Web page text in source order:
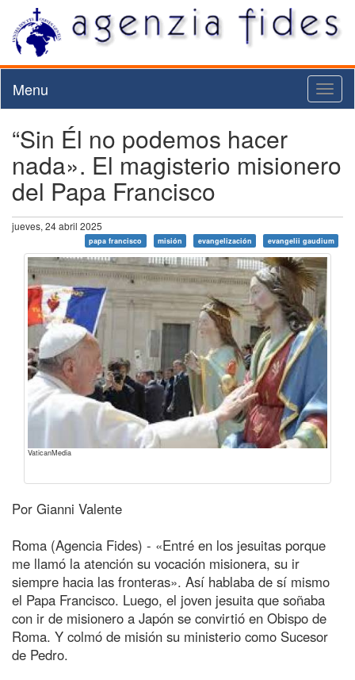
Menu
“Sin Él no podemos hacer
nada». El magisterio misionero
del Papa Francisco
jueves, 24 abril 2025
papa francisco misión evangelización evangelii gaudium
VaticanMedia
Por Gianni Valente
Roma (Agencia Fides) - «Entré en los jesuitas porque
me llamó la atención su vocación misionera, su ir
siempre hacia las fronteras». Así hablaba de sí mismo
el Papa Francisco. Luego, el joven jesuita que soñaba
con ir de misionero a Japón se convirtió en Obispo de
Roma. Y colmó de misión su ministerio como Sucesor
de Pedro.